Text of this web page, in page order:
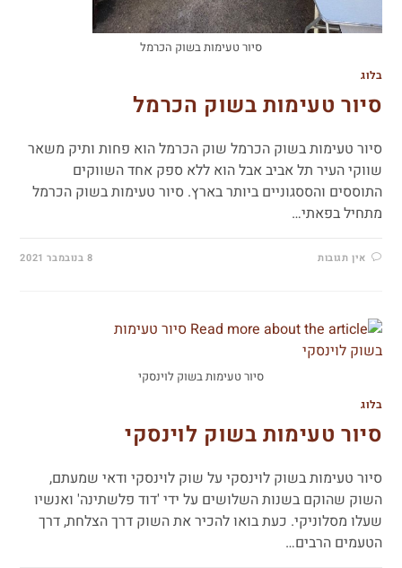
סיור טעימות בשוק הכרמל
בלוג
סיור טעימות בשוק הכרמל
סיור טעימות בשוק הכרמל שוק הכרמל הוא פחות ותיק משאר
שווקי העיר תל אביב אבל הוא ללא ספק אחד השווקים
התוססים והססגוניים ביותר בארץ. סיור טעימות בשוק הכרמל
מתחיל בפאתי…
אין תגובות 8 בנובמבר 2021
סיור טעימות בשוק לוינסקי
בלוג
סיור טעימות בשוק לוינסקי
סיור טעימות בשוק לוינסקי על שוק לוינסקי ודאי שמעתם,
השוק שהוקם בשנות השלושים על ידי 'דוד פלשתינה' ואנשיו
שעלו מסלוניקי. כעת בואו להכיר את השוק דרך הצלחת, דרך
הטעמים הרבים…